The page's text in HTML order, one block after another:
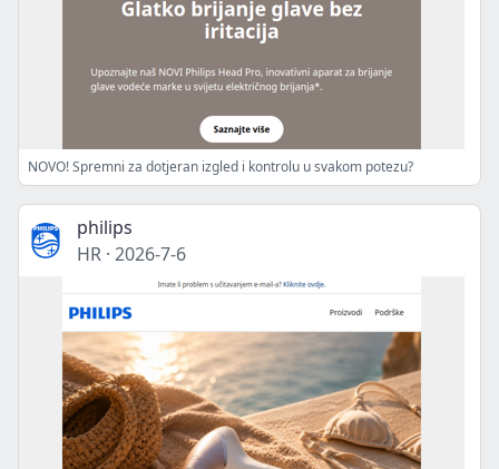
NOVO! Spremni za dotjeran izgled i kontrolu u svakom potezu?
philips
HR · 2026-7-6